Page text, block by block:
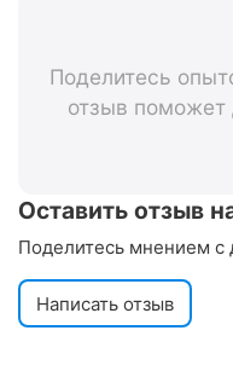
Поделитесь
отзыв поможет
Оставить отзыв
Поделитесь мнением с
Написать отзыв